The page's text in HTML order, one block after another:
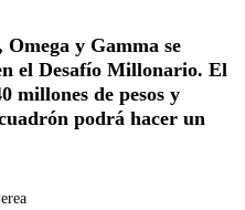
y Gamma se
el Desafío Millonario. El
millones de pesos y
podrá hacer un